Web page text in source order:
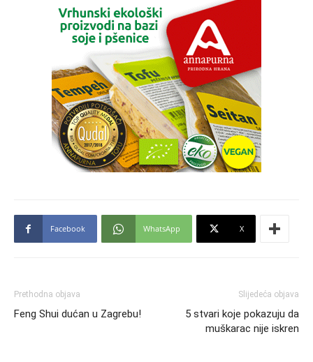
Facebook WhatsApp X
Prethodna objava
Feng Shui dućan u Zagrebu!
Slijedeća objava
5 stvari koje pokazuju da
muškarac nije iskren